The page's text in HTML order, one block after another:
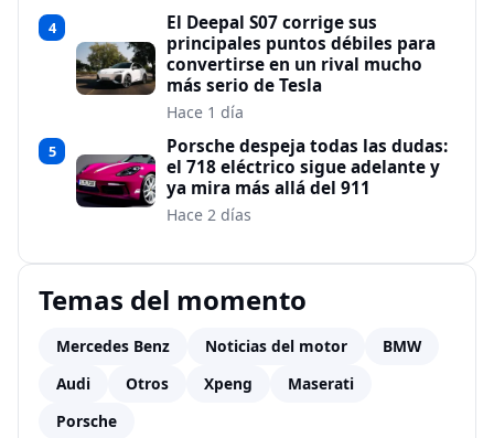
4
El Deepal S07 corrige sus
principales puntos débiles para
convertirse en un rival mucho
más serio de Tesla
Hace 1 día
5
Porsche despeja todas las dudas:
el 718 eléctrico sigue adelante y
ya mira más allá del 911
Hace 2 días
Temas del momento
Mercedes Benz Noticias del motor
BMW
Audi
Otros Xpeng
Maserati
Porsche